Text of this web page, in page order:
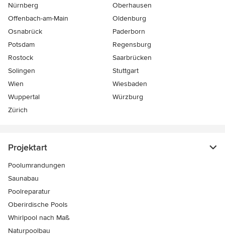
Nürnberg
Oberhausen
Offenbach-am-Main
Oldenburg
Osnabrück
Paderborn
Potsdam
Regensburg
Rostock
Saarbrücken
Solingen
Stuttgart
Wien
Wiesbaden
Wuppertal
Würzburg
Zürich
Projektart
Poolumrandungen
Saunabau
Poolreparatur
Oberirdische Pools
Whirlpool nach Maß
Naturpoolbau